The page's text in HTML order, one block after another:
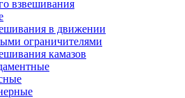
взвешивания
в движении
ограничителями
камазов